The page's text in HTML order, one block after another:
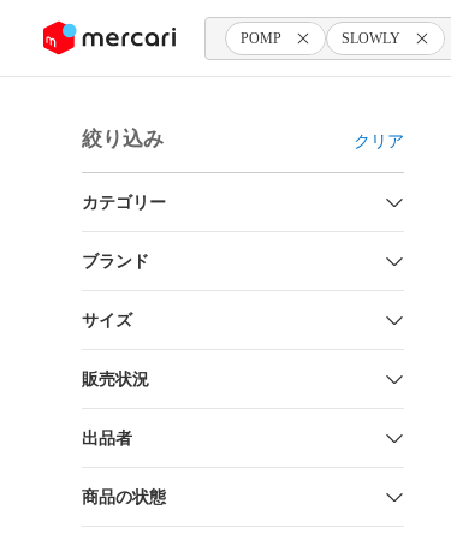
ツにスキップ POMP SLOWLY
絞り込み クリア
カテゴリー
ブランド
サイズ
販売状況
出品者
商品の状態